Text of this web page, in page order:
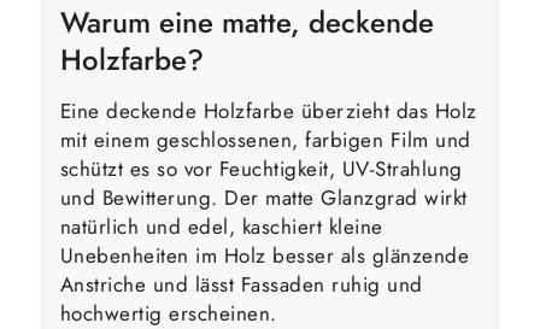
Warum eine matte, deckende
Holzfarbe?
Eine deckende Holzfarbe überzieht das Holz
mit einem geschlossenen, farbigen Film und
schützt es so vor Feuchtigkeit, UV-Strahlung
und Bewitterung. Der matte Glanzgrad wirkt
natürlich und edel, kaschiert kleine
Unebenheiten im Holz besser als glänzende
Anstriche und lässt Fassaden ruhig und
hochwertig erscheinen.